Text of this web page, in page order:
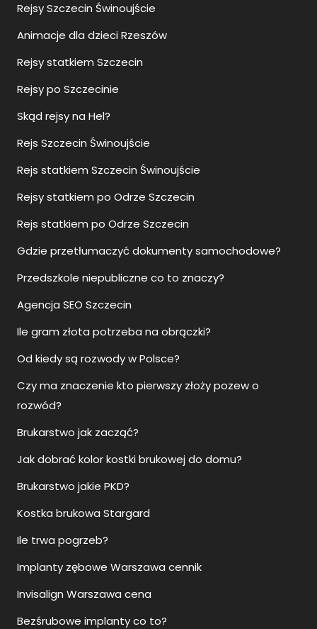
Rejsy Szczecin Świnoujście
Animacje dla dzieci Rzeszów
Rejsy statkiem Szczecin
Rejsy po Szczecinie
Skąd rejsy na Hel?
Rejs Szczecin Świnoujście
Rejs statkiem Szczecin Świnoujście
Rejsy statkiem po Odrze Szczecin
Rejs statkiem po Odrze Szczecin
Gdzie przetłumaczyć dokumenty samochodowe?
Przedszkole niepubliczne co to znaczy?
Agencja SEO Szczecin
Ile gram złota potrzeba na obrączki?
Od kiedy są rozwody w Polsce?
Czy ma znaczenie kto pierwszy złoży pozew o
rozwód?
Brukarstwo jak zacząć?
Jak dobrać kolor kostki brukowej do domu?
Brukarstwo jakie PKD?
Kostka brukowa Stargard
Ile trwa pogrzeb?
Implanty zębowe Warszawa cennik
Invisalign Warszawa cena
Bezśrubowe implanty co to?